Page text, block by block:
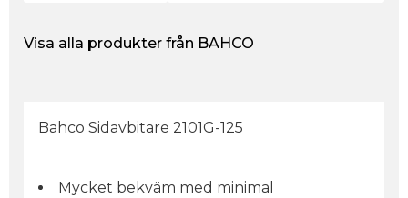
Visa alla produkter från BAHCO
Bahco Sidavbitare 2101G-125
Mycket bekväm med minimal